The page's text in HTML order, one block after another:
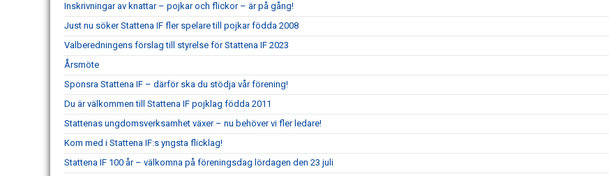
Inskrivningar av knattar – pojkar och flickor – är på gång!
Just nu söker Stattena IF fler spelare till pojkar födda 2008
Valberedningens förslag till styrelse för Stattena IF 2023
Årsmöte
Sponsra Stattena IF – därför ska du stödja vår förening!
Du är välkommen till Stattena IF pojklag födda 2011
Stattenas ungdomsverksamhet växer – nu behöver vi fler ledare!
Kom med i Stattena IF:s yngsta flicklag!
Stattena IF 100 år – välkomna på föreningsdag lördagen den 23 juli